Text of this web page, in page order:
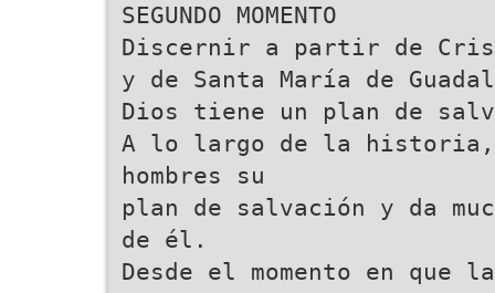
SEGUNDO MOMENTO
Discernir a partir de
y de Santa María de
Dios tiene un plan de
A lo largo de la historia,
hombres su
plan de salvación y da
de él.
Desde el momento en que